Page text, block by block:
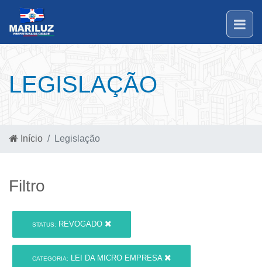
LEGISLAÇÃO
Início Legislação
Filtro
STATUS: REVOGADO
CATEGORIA: LEI DA MICRO EMPRESA